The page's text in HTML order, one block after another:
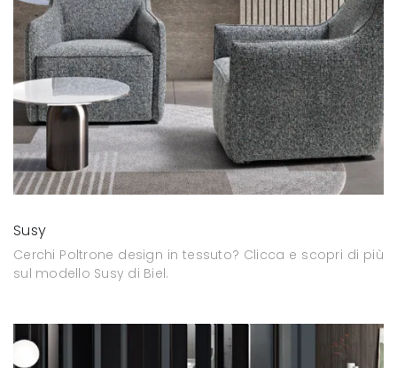
Susy
Cerchi Poltrone design in tessuto? Clicca e scopri di più
sul modello Susy di Biel.